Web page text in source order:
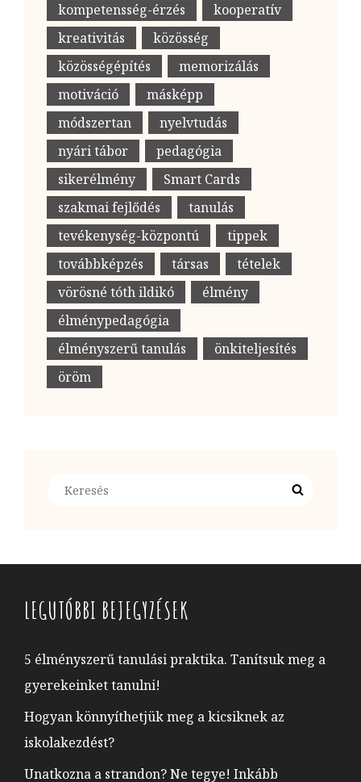
kompetensség-érzés
kooperatív
kreativitás
közösség
közösségépítés
memorizálás
motiváció
másképp
módszertan
nyelvtudás
nyári tábor
pedagógia
sikerélmény
Smart Cards
szakmai fejlődés
tanulás
tevékenység-központú
tippek
továbbképzés
társas
tételek
vörösné tóth ildikó
élmény
élménypedagógia
élményszerű tanulás
önkiteljesítés
öröm
Search
LEGUTÓBBI BEJEGYZÉSEK
5 élményszerű tanulási praktika. Tanítsuk meg a
gyerekeinket tanulni!
Hogyan könnyíthetjük meg a kicsiknek az
iskolakezdést?
Unatkozna a strandon? Ne tegye! Inkább